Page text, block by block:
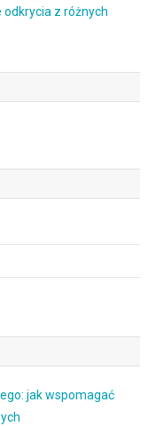
odkrycia z różnych
jak wspomagać